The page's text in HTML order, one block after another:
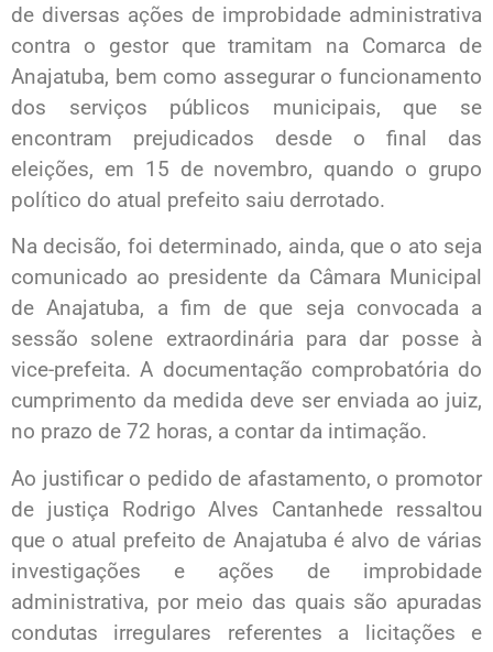
de diversas ações de improbidade administrativa
contra o gestor que tramitam na Comarca de
Anajatuba, bem como assegurar o funcionamento
dos serviços públicos municipais, que se
encontram prejudicados desde o final das
eleições, em 15 de novembro, quando o grupo
político do atual prefeito saiu derrotado.
Na decisão, foi determinado, ainda, que o ato seja
comunicado ao presidente da Câmara Municipal
de Anajatuba, a fim de que seja convocada a
sessão solene extraordinária para dar posse à
vice-prefeita. A documentação comprobatória do
cumprimento da medida deve ser enviada ao juiz,
no prazo de 72 horas, a contar da intimação.
Ao justificar o pedido de afastamento, o promotor
de justiça Rodrigo Alves Cantanhede ressaltou
que o atual prefeito de Anajatuba é alvo de várias
investigações e ações de improbidade
administrativa, por meio das quais são apuradas
condutas irregulares referentes a licitações e